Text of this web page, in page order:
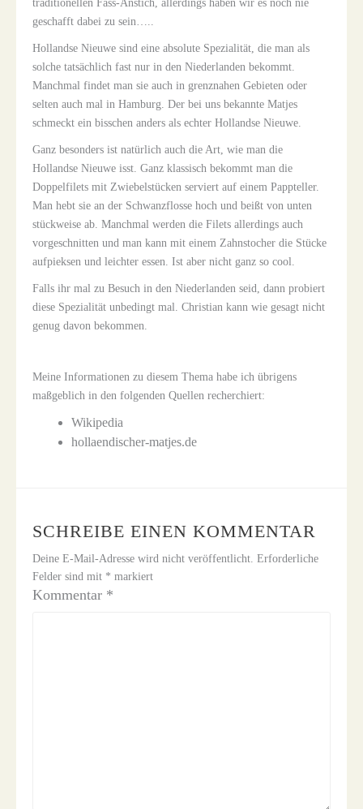
traditionellen Fass-Anstich, allerdings haben wir es noch nie
geschafft dabei zu sein…..
Hollandse Nieuwe sind eine absolute Spezialität, die man als
solche tatsächlich fast nur in den Niederlanden bekommt.
Manchmal findet man sie auch in grenznahen Gebieten oder
selten auch mal in Hamburg. Der bei uns bekannte Matjes
schmeckt ein bisschen anders als echter Hollandse Nieuwe.
Ganz besonders ist natürlich auch die Art, wie man die
Hollandse Nieuwe isst. Ganz klassisch bekommt man die
Doppelfilets mit Zwiebelstücken serviert auf einem Pappteller.
Man hebt sie an der Schwanzflosse hoch und beißt von unten
stückweise ab. Manchmal werden die Filets allerdings auch
vorgeschnitten und man kann mit einem Zahnstocher die Stücke
aufpieksen und leichter essen. Ist aber nicht ganz so cool.
Falls ihr mal zu Besuch in den Niederlanden seid, dann probiert
diese Spezialität unbedingt mal. Christian kann wie gesagt nicht
genug davon bekommen.
Meine Informationen zu diesem Thema habe ich übrigens
maßgeblich in den folgenden Quellen recherchiert:
Wikipedia
hollaendischer-matjes.de
SCHREIBE EINEN KOMMENTAR
Deine E-Mail-Adresse wird nicht veröffentlicht. Erforderliche
Felder sind mit * markiert
Kommentar *